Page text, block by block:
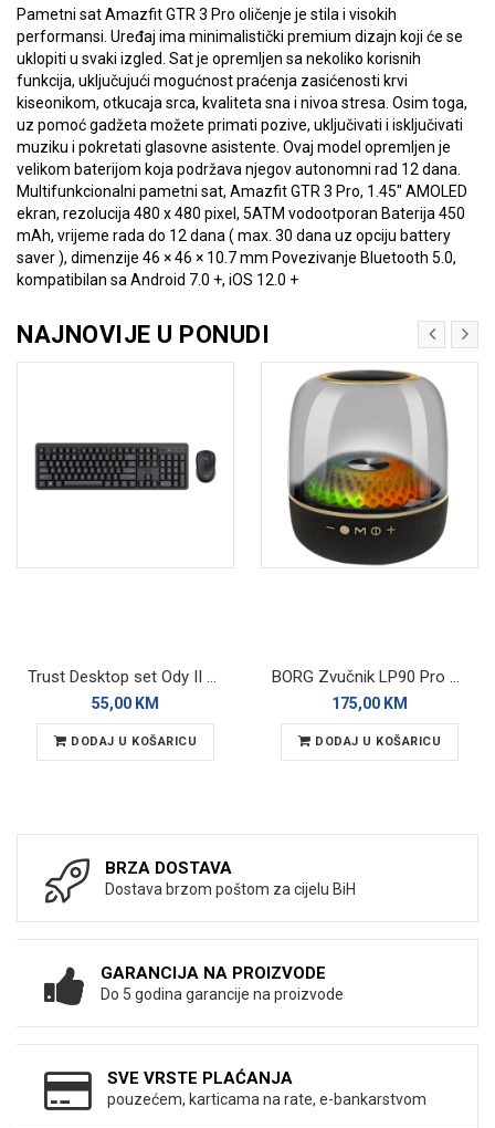
Pametni sat Amazfit GTR 3 Pro oličenje je stila i visokih
performansi. Uređaj ima minimalistički premium dizajn koji će se
uklopiti u svaki izgled. Sat je opremljen sa nekoliko korisnih
funkcija, uključujući mogućnost praćenja zasićenosti krvi
kiseonikom, otkucaja srca, kvaliteta sna i nivoa stresa. Osim toga,
uz pomoć gadžeta možete primati pozive, uključivati i isključivati
muziku i pokretati glasovne asistente. Ovaj model opremljen je
velikom baterijom koja podržava njegov autonomni rad 12 dana.
Multifunkcionalni pametni sat, Amazfit GTR 3 Pro, 1.45" AMOLED
ekran, rezolucija 480 x 480 pixel, 5ATM vodootporan Baterija 450
mAh, vrijeme rada do 12 dana ( max. 30 dana uz opciju battery
saver ), dimenzije 46 × 46 × 10.7 mm Povezivanje Bluetooth 5.0,
kompatibilan sa Android 7.0 +, iOS 12.0 +
NAJNOVIJE U PONUDI
Trust Desktop set Ody II Silent Wireless
55,00 KM
DODAJ U KOŠARICU
BORG Zvučnik LP90 Pro Bluetooth
175,00 KM
DODAJ U KOŠARICU
BRZA DOSTAVA
Dostava brzom poštom za cijelu BiH
GARANCIJA NA PROIZVODE
Do 5 godina garancije na proizvode
SVE VRSTE PLAĆANJA
pouzećem, karticama na rate, e-bankarstvom